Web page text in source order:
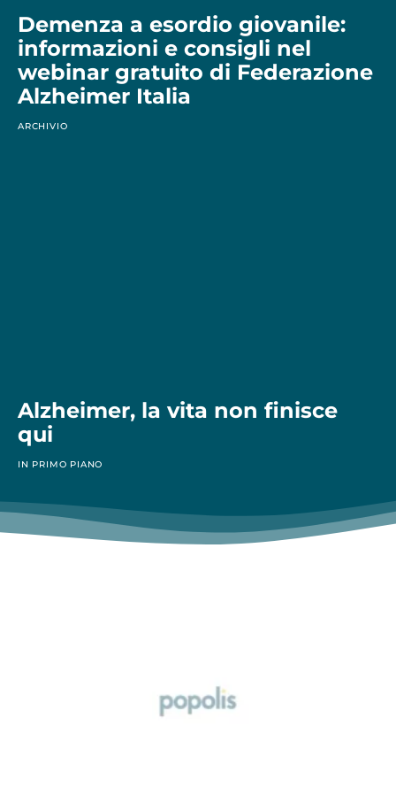
Demenza a esordio giovanile:
informazioni e consigli nel
webinar gratuito di Federazione
Alzheimer Italia
ARCHIVIO
Alzheimer, la vita non finisce
qui
IN PRIMO PIANO